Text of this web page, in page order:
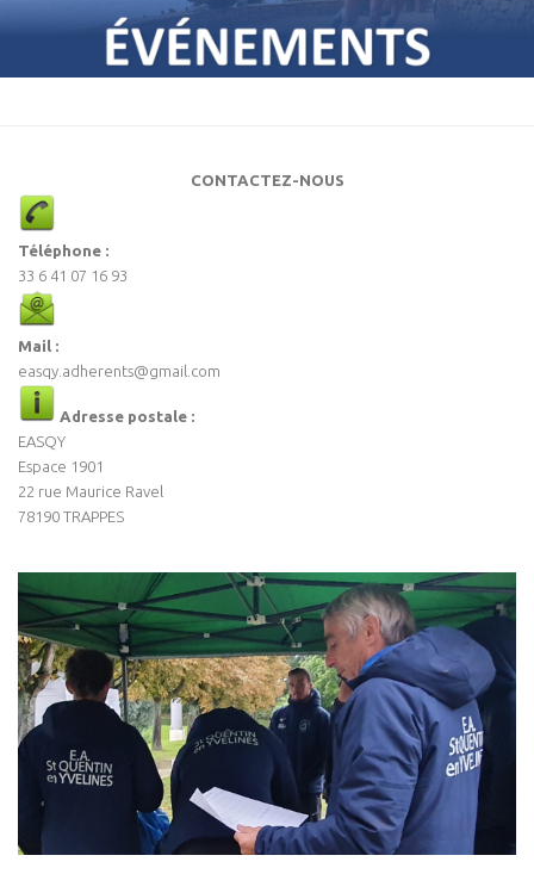
CONTACTEZ-NOUS
Téléphone :
33 6 41 07 16 93
Mail :
easqy.adherents@gmail.com
Adresse postale :
EASQY
Espace 1901
22 rue Maurice Ravel
78190 TRAPPES